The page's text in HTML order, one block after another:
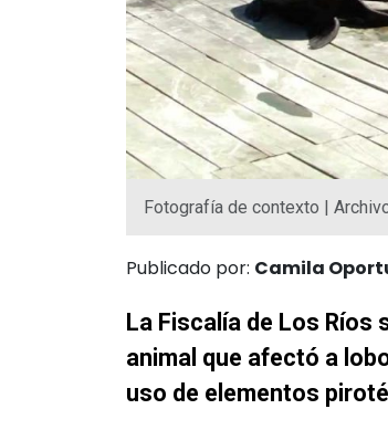
Fotografía de contexto |
Publicado por: Camila
La Fiscalía de Los
animal que afectó a
uso de elementos